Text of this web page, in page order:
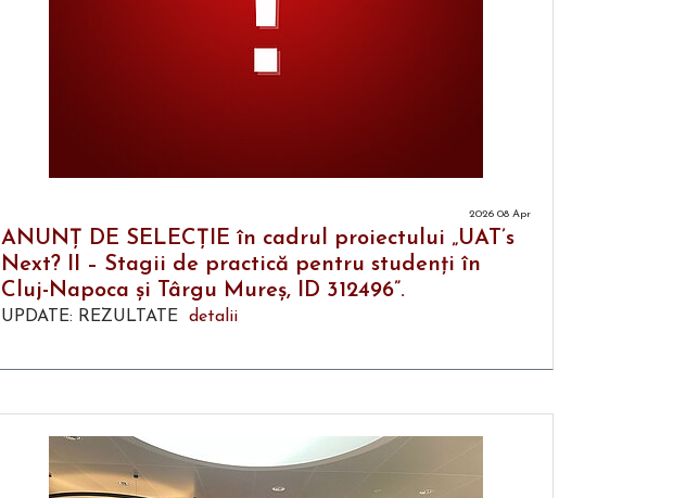
2026 08 Apr
ANUNȚ DE SELECȚIE în cadrul proiectului „UAT’s
Next? II – Stagii de practică pentru studenți în
Cluj-Napoca și Târgu Mureș, ID 312496”.
UPDATE: REZULTATE detalii